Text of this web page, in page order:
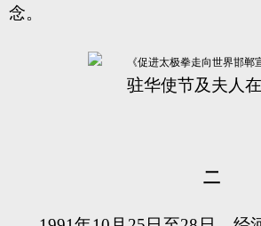
念。
驻华使节及夫人
二